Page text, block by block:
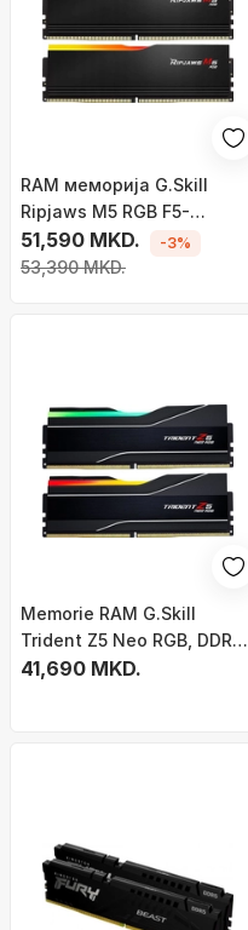
RAM меморија G.Skill
Ripjaws M5 RGB F5-
6000J3636F16GX2-RM5RK,
DDR5, 32GB, 6000MHz
51,590 MKD.
53,390 MKD.
-3%
Memorie RAM G.Skill
Trident Z5 Neo RGB, DDR5,
32 GB, 6000MHz, CL30
41,690 MKD.